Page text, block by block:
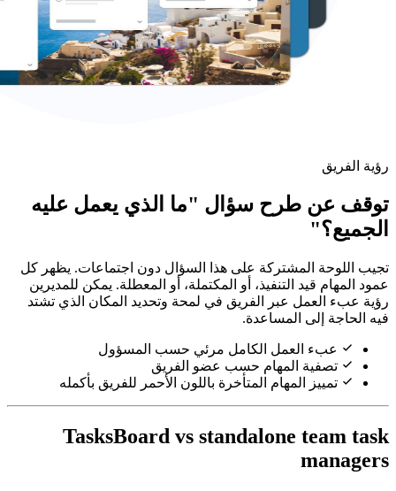
"ما الذي يعمل عليه
هذا السؤال دون اجتماعات. يظهر كل
أو المكتملة، أو المعطلة. يمكن للمديرين
في لمحة وتحديد المكان الذي تشتد
مرئي حسب المسؤول
عضو الفريق
باللون الأحمر للفريق بأكمله
TasksBoard vs